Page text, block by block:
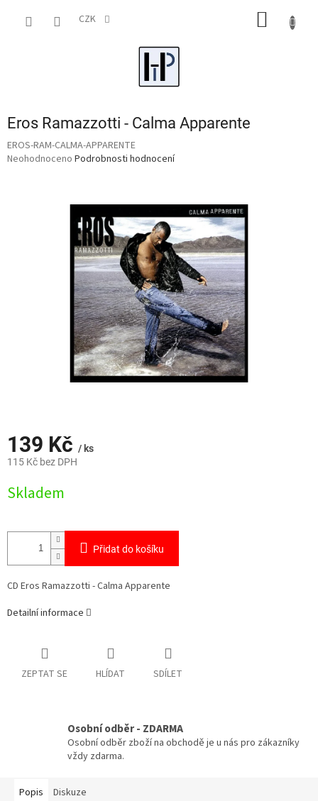
CZK
Eros Ramazzotti - Calma Apparente
EROS-RAM-CALMA-APPARENTE
Průměrné
Neohodnoceno Podrobnosti hodnocení
139 Kč / ks
115 Kč bez DPH
cena:
Skladem
Přidat do košíku
CD Eros Ramazzotti - Calma Apparente
Detailní informace
ZEPTAT SE HLÍDAT SDÍLET
Osobní odběr - ZDARMA
Osobní odběr zboží na obchodě je u nás pro zákazníky
vždy zdarma.
Popis Diskuze